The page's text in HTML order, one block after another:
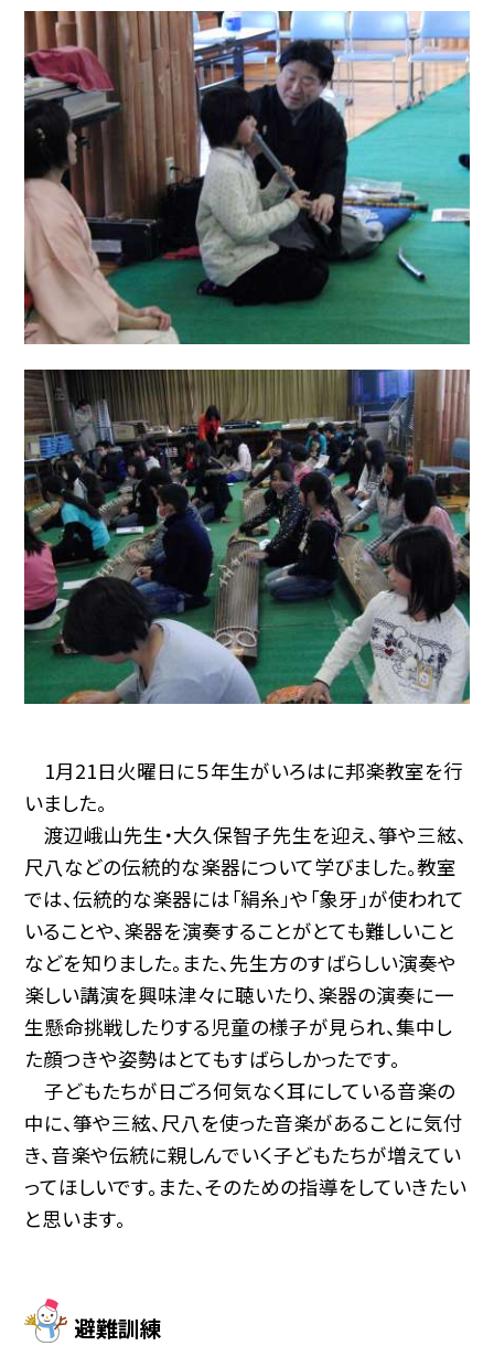
1月21日火曜日に５年生がいろはに邦楽教室を行
いました。
渡辺峨山先生・大久保智子先生を迎え、箏や三絃、
尺八などの伝統的な楽器について学びました。教室
では、伝統的な楽器には「絹糸」や「象牙」が使われて
いることや、楽器を演奏することがとても難しいこと
などを知りました。また、先生方のすばらしい演奏や
楽しい講演を興味津々に聴いたり、楽器の演奏に一
生懸命挑戦したりする児童の様子が見られ、集中し
た顔つきや姿勢はとてもすばらしかったです。
子どもたちが日ごろ何気なく耳にしている音楽の
中に、箏や三絃、尺八を使った音楽があることに気付
き、音楽や伝統に親しんでいく子どもたちが増えてい
ってほしいです。また、そのための指導をしていきたい
と思います。
避難訓練